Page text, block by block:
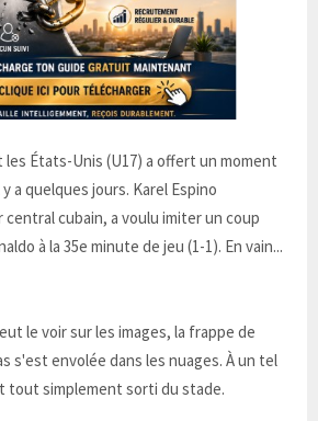
États-Unis (U17) a offert un moment
a quelques jours. Karel Espino
cubain, a voulu imiter un coup
à la 35e minute de jeu (1-1). En vain...
le voir sur les images, la frappe de
s'est envolée dans les nuages. À un tel
tout simplement sorti du stade.